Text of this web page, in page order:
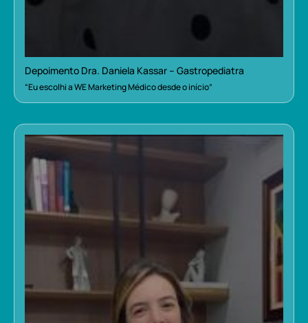
Depoimento Dra. Daniela Kassar – Gastropediatra
“Eu escolhi a WE Marketing Médico desde o início”